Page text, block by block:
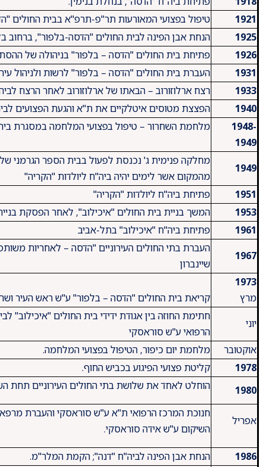
1921
טיפול בפצועי המאורעות תר"פ-תרפ"א בבית החולים
1925
הנחת אבן הפינה לבית החולים "הדסה-בלפור", ברחוב
1926
פתיחת בית החולים "הדסה – בלפור" בניהולה של
1931
העברת בית החולים "הדסה – בלפור" לרשות ולניהול
1933
רצח ארלוזורוב – הבאתו של ארלוזורוב לאחר הרצח
1940
הפצצת מטוסים איטלקיים את ת"א והגעת הפצועים
1948-
1949
מלחמת השחרור – טיפול בפצועי המלחמה במסגרת
1949
מחלקה פנימית ג' נכנסת לפעול בבית הספר הגרמני
מהמקום אשר לימים יהיה ביה"ח ליולדות "הקריה"
1951
פתיחת ביה"ח ליולדות "הקריה"
1953
המשך בניית בית החולים "איכילוב", לאחר הפסקת
1961
פתיחת ביה"ח "איכילוב" בתל-אביב
1967
העברת בתי החולים העירוניים "הדסה – לאחריות
שיינברון
1973
מרץ
קריאת בית החולים "הדסה – בלפור" ע"ש ראש העיר
יוני
חתימת החוזה בין אגודת ידידי בית החולים
הרפואי ע"ש סוראסקי
אוקטובר
מלחמת יום כיפור, הטיפול בפצועי המלחמה.
1978
קליטת פצועי הפיגוע בכביש החוף.
1980
הוחלט לאחד את שלושת בתי החולים העירוניים תחת
אפריל
חנוכת המרכז הרפואי ת"א ע"ש סוראסקי והעברת
השיקום ע"ש אידה סוראסקי.
1986
הנחת אבן הפינה לביה"ח "דנה"; הקמת המלר"מ.